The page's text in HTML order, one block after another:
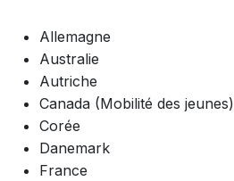
Allemagne
Australie
Autriche
Canada (Mobilité des jeunes)
Corée
Danemark
France